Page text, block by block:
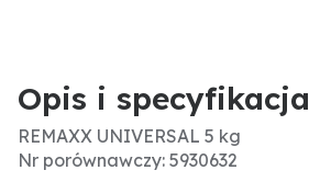
Opis i specyfikacja
REMAXX UNIVERSAL 5 kg
Nr porównawczy: 5930632